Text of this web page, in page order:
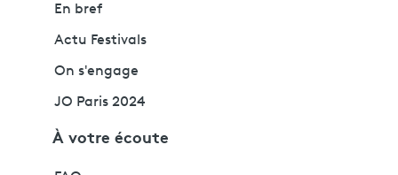
En bref
Actu Festivals
On s'engage
JO Paris 2024
À votre écoute